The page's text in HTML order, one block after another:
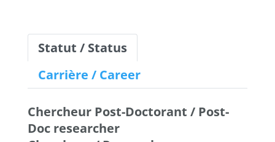
Statut / Status
Carrière / Career
Chercheur Post-Doctorant / Post-
Doc researcher